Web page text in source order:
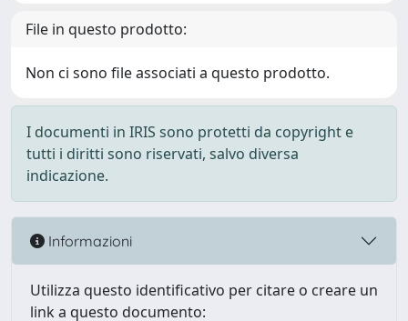
File in questo prodotto:
Non ci sono file associati a questo prodotto.
I documenti in IRIS sono protetti da copyright e
tutti i diritti sono riservati, salvo diversa
indicazione.
Informazioni
Utilizza questo identificativo per citare o creare un
link a questo documento: